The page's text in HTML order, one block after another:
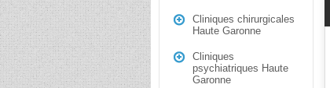
Cliniques chirurgicales
Haute Garonne
Cliniques
psychiatriques Haute
Garonne